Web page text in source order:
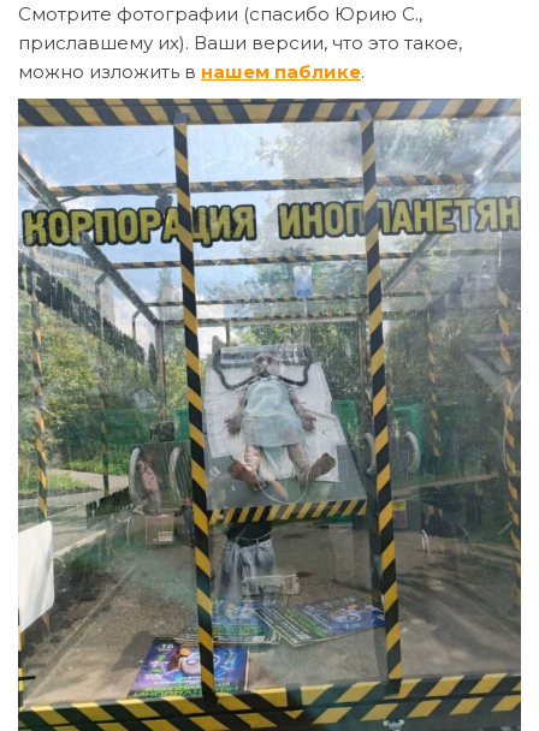
Смотрите фотографии (спасибо Юрию С.,
приславшему их). Ваши версии, что это такое,
можно изложить в нашем паблике.